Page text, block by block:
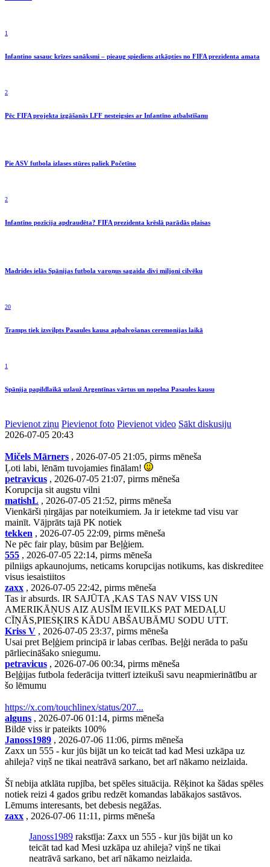
1
Infantino sasauc krīzes sanāksmi – pieaug spiediens atkāpties no FIFA prezidenta amata
2
Pēc FIFA projekta izgāšanās LFF nesteigsies ar Infantīno atbalstīšanu
Pie ASV futbola izlases stūres paliek Početīno
2
Infantīno pozīcija apdraudēta? FIFA prezidenta krēslā parādās plaisas
Madrides ielās Spānijas futbola varoņus sagaida divi miljoni cilvēku
20
Tramps tiek izsvilpts Pasaules kausa apbalvošanas ceremonijas laikā
1
Spānija papildlaikā uzlauž Argentīnas vārtus un nopelna Pasaules kausu
Pievienot ziņu Pievienot foto Pievienot video Sākt diskusiju
2026-07-05 20:43
Mičels Mārners , 2026-07-05 21:05, pirms mēneša
Ļoti labi, lēnām tuvojamies finālam!
petravicus , 2026-07-05 21:07, pirms mēneša
Korupcija sit augstu vilni
matishL , 2026-07-05 21:52, pirms mēneša
Vienkārši ņirgājas par noteikumiem. Ja ir ietekme tad visu var
mainīt. Vājprāts tajā PK notiek
tekken , 2026-07-05 22:09, pirms mēneša
Ne pēc fair play, būsim par Beļģiem.
555 , 2026-07-05 22:14, pirms mēneša
pilniigs apkaunojums, neticams korupcijas notikums, kas diskreditee
visus iesaistiitos
zaxx , 2026-07-05 22:42, pirms mēneša
Tas ir absurds. IR SAJŪTA ,KAS TAS NAV VISS UN
AMERIKĀŅUS AIZ AUSĪM IEVILKS PAT MEDAĻU
CĪŅĀS,PIESĶIRS KĀDU ABŠAUBĀMU SODU UTT.
Kriss V , 2026-07-05 23:37, pirms mēneša
Usai pret Beļģiem principā ir labas cerības. Beļģi nerāda to pašu
pārliecināšako sniegumu.
petravicus , 2026-07-06 00:34, pirms mēneša
Beļģijas futbola federācija tvitterī izteikuši savu neapmierinātību ar
šo lēmumu
https://x.com/touchlinex/status/207...
alguns , 2026-07-06 01:14, pirms mēneša
Bildē viss ir pateikts 100%
Janoss1989 , 2026-07-06 11:06, pirms mēneša
Zaxx un 555 - kur jūs bijāt un ko teicāt tad kad Mesi uzkāpa uz
ahileja? viņš ne tikai neatrāvā sarkano, bet arī nākamo neizlaida.
Šī nebija atklāta rupjība, bet spēles situācija. Rēķinot ka šādas spēles
notiek reizi 4 gados gribu redzēt komandas labākajos sastāvos.
Lēmums interesants, bet debesis negāžas.
zaxx , 2026-07-06 11:11, pirms mēneša
Janoss1989 rakstīja: Zaxx un 555 - kur jūs bijāt un ko
teicāt tad kad Mesi uzkāpa uz ahileja? viņš ne tikai
neatrāvā sarkano, bet arī nākamo neizlaida.